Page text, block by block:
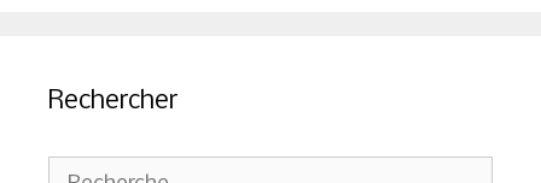
Rechercher
Rechercher :